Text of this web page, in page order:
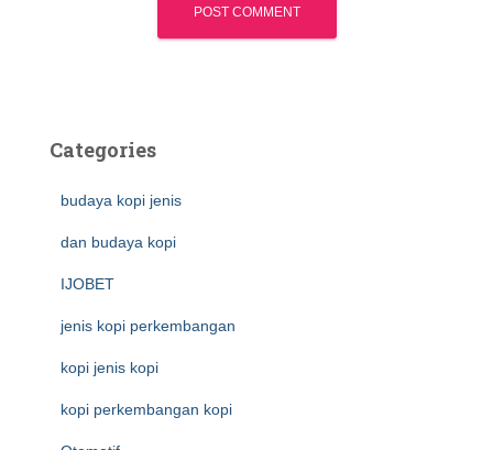
Categories
budaya kopi jenis
dan budaya kopi
IJOBET
jenis kopi perkembangan
kopi jenis kopi
kopi perkembangan kopi